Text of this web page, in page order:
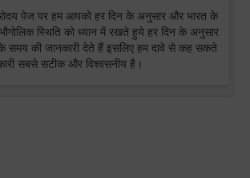
पेज पर हम आपको हर दिन के अनुसार और भारत के
स्थिति को ध्यान में रखते हुये हर दिन के अनुसार
समय की जानकारी देते हैं इसलिए हम दावे से कह सकते
सबसे सटीक और विश्वसनीय है।